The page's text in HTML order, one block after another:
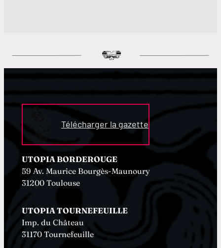
Télécharger la gazette
UTOPIA BORDEROUGE
59 Av. Maurice Bourgès-Maunoury
31200 Toulouse
UTOPIA TOURNEFEUILLE
Imp. du Château
31170 Tournefeuille